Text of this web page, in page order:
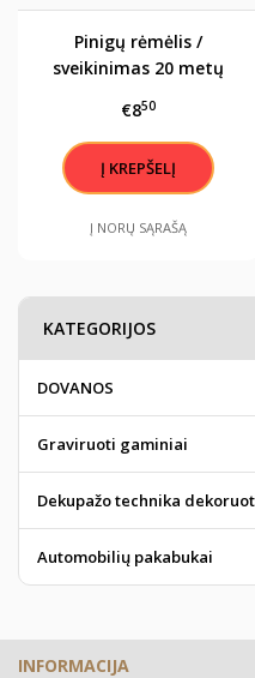
Pinigų rėmėlis /
sveikinimas 20 metų
€850
Į NORŲ SĄRAŠĄ
KATEGORIJOS
DOVANOS
Graviruoti gaminiai
Dekupažo technika
Automobilių pakabukai
INFORMACIJA